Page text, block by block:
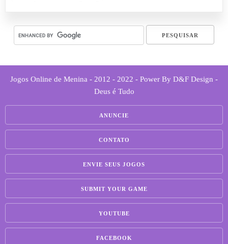
Jogos Online de Menina - 2012 - 2022 - Power By D&F Design -
Deus é Tudo
ANUNCIE
CONTATO
ENVIE SEUS JOGOS
SUBMIT YOUR GAME
YOUTUBE
FACEBOOK